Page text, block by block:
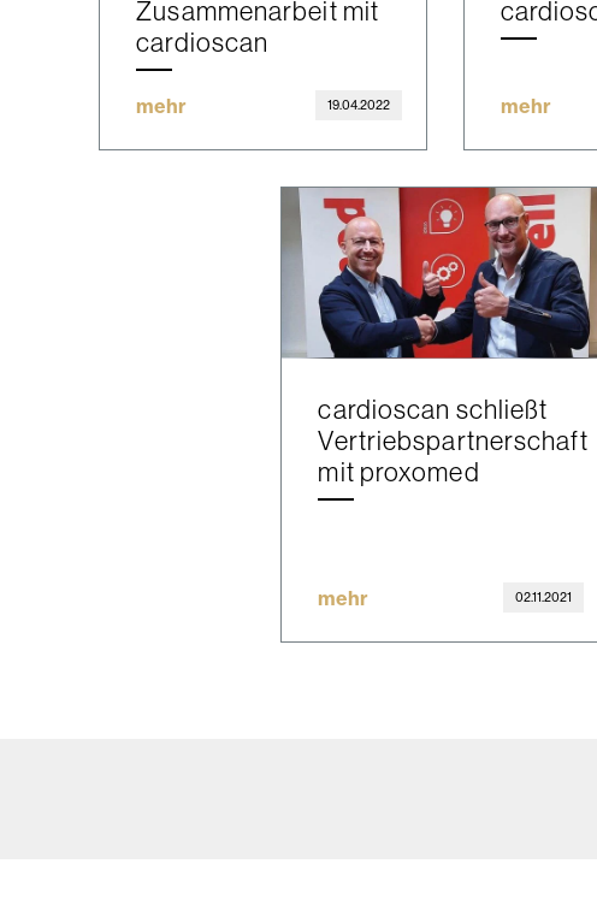
Zusammenarbeit mit
cardioscan
mehr 19.04.2022 mehr
cardioscan schließt
Vertriebspartnerschaft
mit proxomed
mehr 02.11.2021